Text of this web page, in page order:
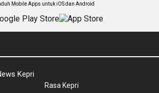
Mobile Apps untuk iOS dan Android
Kepri
Rasa Kepri